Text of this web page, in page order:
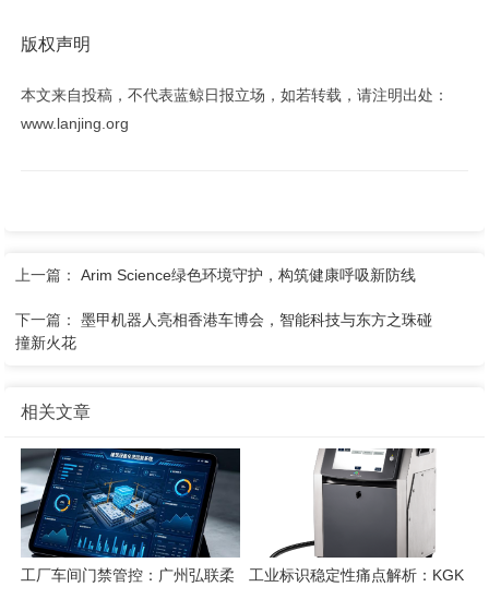
版权声明
本文来自投稿，不代表蓝鲸日报立场，如若转载，请注明出处：
www.lanjing.org
上一篇：Arim Science绿色环境守护，构筑健康呼吸新防线
下一篇：墨甲机器人亮相香港车博会，智能科技与东方之珠碰
撞新火花
相关文章
工厂车间门禁管控：广州弘联柔
工业标识稳定性痛点解析：KGK